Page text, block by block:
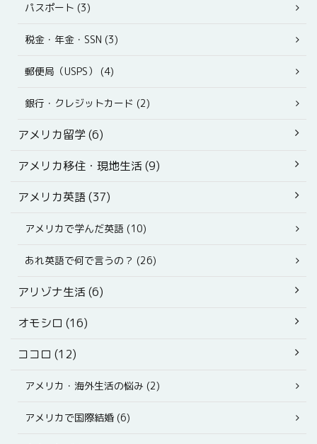
パスポート (3)
税金・年金・SSN (3)
郵便局（USPS） (4)
銀行・クレジットカード (2)
アメリカ留学 (6)
アメリカ移住・現地生活 (9)
アメリカ英語 (37)
アメリカで学んだ英語 (10)
あれ英語で何で言うの？ (26)
アリゾナ生活 (6)
オモシロ (16)
ココロ (12)
アメリカ・海外生活の悩み (2)
アメリカで国際結婚 (6)